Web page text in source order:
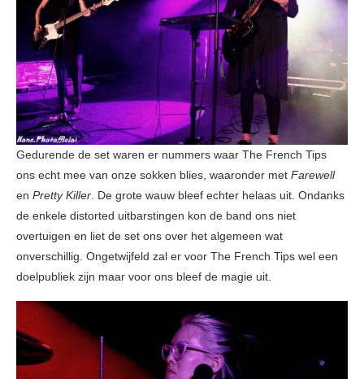
Gedurende de set waren er nummers waar The French Tips
ons echt mee van onze sokken blies, waaronder met Farewell
en Pretty Killer . De grote wauw bleef echter helaas uit. Ondanks
de enkele distorted uitbarstingen kon de band ons niet
overtuigen en liet de set ons over het algemeen wat
onverschillig. Ongetwijfeld zal er voor The French Tips wel een
doelpubliek zijn maar voor ons bleef de magie uit.